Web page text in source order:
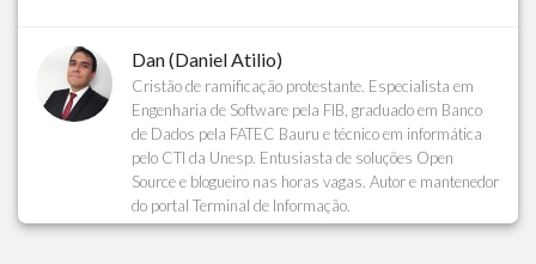
Dan (Daniel Atilio)
Cristão de ramificação protestante. Especialista em
Engenharia de Software pela FIB, graduado em Banco
de Dados pela FATEC Bauru e técnico em informática
pelo CTI da Unesp. Entusiasta de soluções Open
Source e blogueiro nas horas vagas. Autor e mantenedor
do portal Terminal de Informação.